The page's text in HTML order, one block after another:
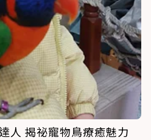
人 揭祕寵物鳥療癒魅力